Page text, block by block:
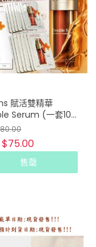
賦活雙精華
Serum (一套10
$75.00
售罄